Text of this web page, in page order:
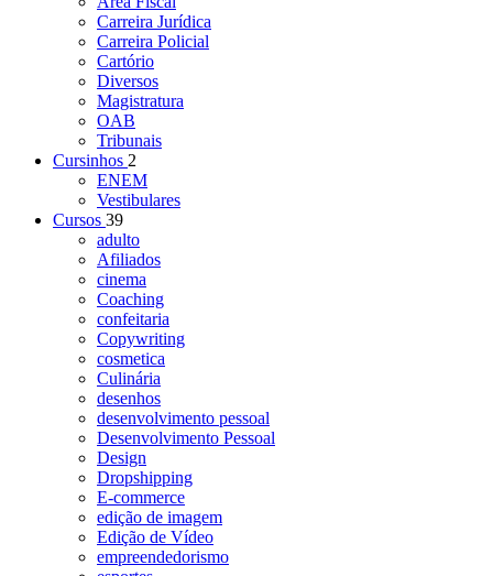
Carreira Jurídica
Carreira Policial
Cartório
Diversos
Magistratura
OAB
Tribunais
Cursinhos 2
ENEM
Vestibulares
Cursos 39
adulto
Afiliados
cinema
Coaching
confeitaria
Copywriting
cosmetica
Culinária
desenhos
desenvolvimento pessoal
Desenvolvimento Pessoal
Design
Dropshipping
E-commerce
edição de imagem
Edição de Vídeo
empreendedorismo